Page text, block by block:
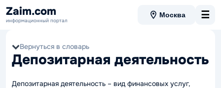
Zaim.com
информационный портал
Москва ☰
Вернуться в словарь
Депозитарная деятельность
Депозитарная деятельность – вид финансовых услуг,